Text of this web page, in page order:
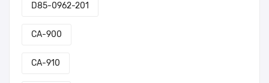
D85-0962-201
CA-900
CA-910